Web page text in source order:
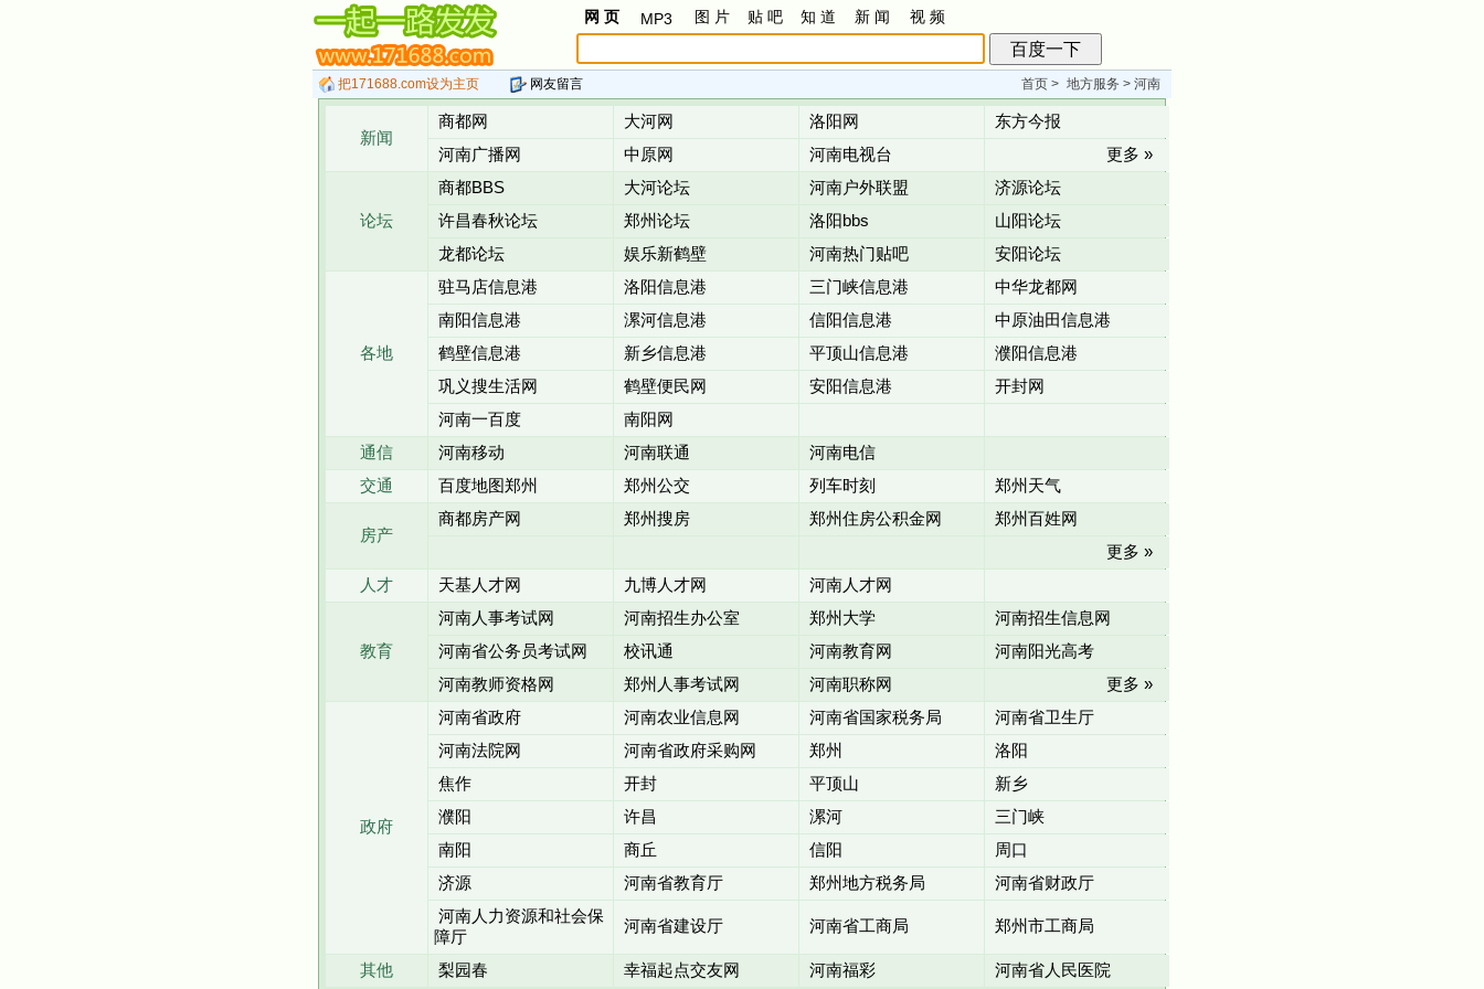
网 页 MP3 图 片 贴 吧 知 道 新 闻 视 频
把171688.com设为主页 网友留言 首页 > 地方服务 > 河南
新闻
商都网 大河网 洛阳网
东方今报
河南广播网
中原网 河南电视台 更多 »
论坛
商都BBS 大河论坛 河南户外联盟
济源论坛
许昌春秋论坛
郑州论坛 洛阳bbs
山阳论坛
龙都论坛
娱乐新鹤壁 河南热门贴吧 安阳论坛
各地
驻马店信息港 洛阳信息港 三门峡信息港
中华龙都网
南阳信息港
漯河信息港 信阳信息港
中原油田信息港
鹤壁信息港
新乡信息港 平顶山信息港
濮阳信息港
巩义搜生活网
鹤壁便民网 安阳信息港
开封网
河南一百度
南阳网
通信
河南移动 河南联通
河南电信
交通
百度地图郑州 郑州公交 列车时刻 郑州天气
房产
商都房产网 郑州搜房 郑州住房公积金网
郑州百姓网
更多 »
人才
天基人才网 九博人才网 河南人才网
教育
河南人事考试网 河南招生办公室 郑州大学
河南招生信息网
河南省公务员考试网
校讯通 河南教育网
河南阳光高考
河南教师资格网
郑州人事考试网 河南职称网 更多 »
政府
河南省政府 河南农业信息网 河南省国家税务局
河南省卫生厅
河南法院网
河南省政府采购网 郑州
洛阳
焦作
开封 平顶山
新乡
濮阳
许昌 漯河
三门峡
南阳
商丘 信阳
周口
济源
河南省教育厅 郑州地方税务局
河南省财政厅
河南人力资源和社会保
障厅
河南省建设厅 河南省工商局 郑州市工商局
其他 梨园春 幸福起点交友网 河南福彩 河南省人民医院